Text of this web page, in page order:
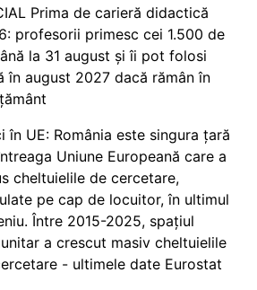
Prima de carieră didactică
profesorii primesc cei 1.500 de
la 31 august și îi pot folosi
în august 2027 dacă rămân în
în UE: România este singura țară
Uniune Europeană care a
cheltuielile de cercetare,
pe cap de locuitor, în ultimul
Între 2015-2025, spațiul
a crescut masiv cheltuielile
- ultimele date Eurostat